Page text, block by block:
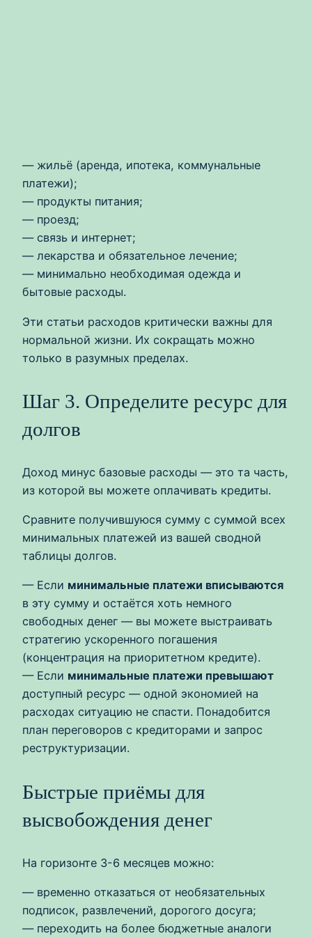
— жильё (аренда, ипотека, коммунальные
платежи);
— продукты питания;
— проезд;
— связь и интернет;
— лекарства и обязательное лечение;
— минимально необходимая одежда и
бытовые расходы.
Эти статьи расходов критически важны для
нормальной жизни. Их сокращать можно
только в разумных пределах.
Шаг 3. Определите ресурс для
долгов
Доход минус базовые расходы — это та часть,
из которой вы можете оплачивать кредиты.
Сравните получившуюся сумму с суммой всех
минимальных платежей из вашей сводной
таблицы долгов.
— Если минимальные платежи вписываются
в эту сумму и остаётся хоть немного
свободных денег — вы можете выстраивать
стратегию ускоренного погашения
(концентрация на приоритетном кредите).
— Если минимальные платежи превышают
доступный ресурс — одной экономией на
расходах ситуацию не спасти. Понадобится
план переговоров с кредиторами и запрос
реструктуризации.
Быстрые приёмы для
высвобождения денег
На горизонте 3-6 месяцев можно:
— временно отказаться от необязательных
подписок, развлечений, дорогого досуга;
— переходить на более бюджетные аналоги